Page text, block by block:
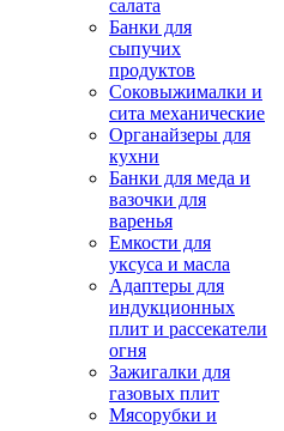
салата
Банки для
сыпучих
продуктов
Соковыжималки и
сита механические
Органайзеры для
кухни
Банки для меда и
вазочки для
варенья
Емкости для
уксуса и масла
Адаптеры для
индукционных
плит и рассекатели
огня
Зажигалки для
газовых плит
Мясорубки и